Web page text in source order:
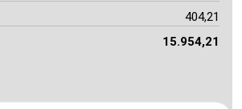
404,21
15.954,21